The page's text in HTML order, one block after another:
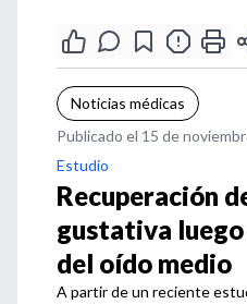
Noticias médicas
Publicado el 15 de
Estudio
Recuperación
gustativa
del oído medio
A partir de un reciente